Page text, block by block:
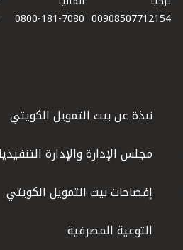
00908507712154​
0800-181-7080
نبذة عن بيت التمويل الكويتي
مجلس الإدارة والإدارة
إفصاحات بيت التمويل الكويتي
التوعية المصرفية